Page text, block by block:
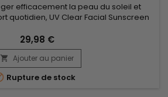
efficacement la peau du soleil et
quotidien, UV Clear Facial Sunscreen
Sa formule associe le Zinc Oxide,
Lactique et l’huile d’amande douce
Dulcis) afin d’aider à protéger la...
29,98 €
 Ajouter au panier
Rupture de stock